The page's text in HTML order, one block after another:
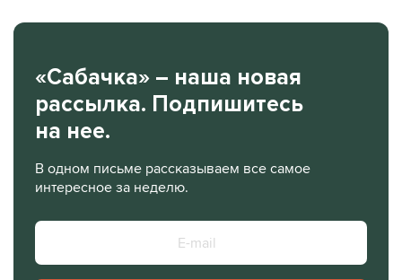
«Сабачка» – наша новая
рассылка. Подпишитесь
на нее.
В одном письме рассказываем все самое
интересное за неделю.